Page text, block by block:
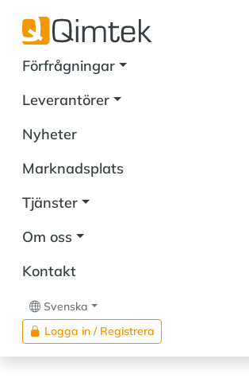
Förfrågningar
Leverantörer
Nyheter
Marknadsplats
Tjänster
Om oss
Kontakt
Svenska
Logga in / Registrera